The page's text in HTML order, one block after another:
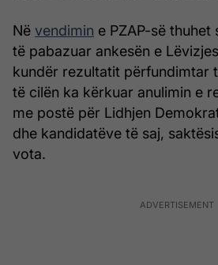
Në vendimin e PZAP-së thuhet
të pabazuar ankesën e
kundër rezultatit përfundimtar
të cilën ka kërkuar anulimin e
me postë për Lidhjen
dhe kandidatëve të saj,
vota.